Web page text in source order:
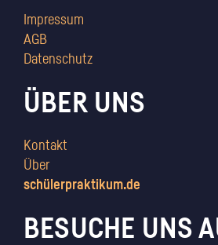
Impressum
AGB
Datenschutz
ÜBER UNS
Kontakt
Über
schülerpraktikum.de
BESUCHE UNS